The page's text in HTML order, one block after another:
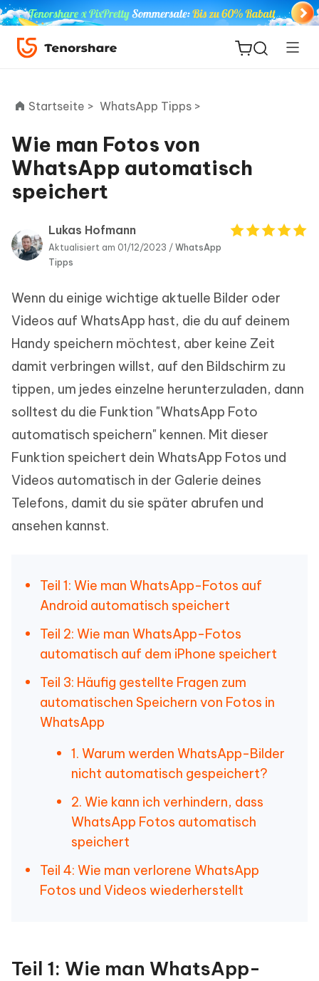
ReiBoot
for iOS
PDF
Editor
Neu
Startseite > WhatsApp Tipps >
Wie man Fotos von
WhatsApp automatisch
speichert
Lukas Hofmann
Aktualisiert am 01/12/2023 / WhatsApp
Tipps
Wenn du einige wichtige aktuelle Bilder oder
Videos auf WhatsApp hast, die du auf deinem
Handy speichern möchtest, aber keine Zeit
damit verbringen willst, auf den Bildschirm zu
tippen, um jedes einzelne herunterzuladen, dann
solltest du die Funktion "WhatsApp Foto
automatisch speichern" kennen. Mit dieser
Funktion speichert dein WhatsApp Fotos und
Videos automatisch in der Galerie deines
Telefons, damit du sie später abrufen und
ansehen kannst.
Teil 1: Wie man WhatsApp-Fotos auf
Android automatisch speichert
Teil 2: Wie man WhatsApp-Fotos
automatisch auf dem iPhone speichert
Teil 3: Häufig gestellte Fragen zum
automatischen Speichern von Fotos in
WhatsApp
1. Warum werden WhatsApp-Bilder
nicht automatisch gespeichert?
2. Wie kann ich verhindern, dass
WhatsApp Fotos automatisch
speichert
Teil 4: Wie man verlorene WhatsApp
Fotos und Videos wiederherstellt
Teil 1: Wie man WhatsApp-